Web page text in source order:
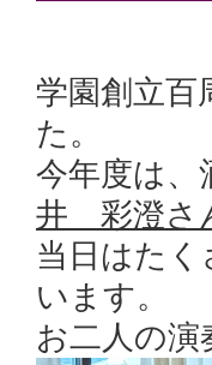
学園創立百
た。
今年度は
井 彩澄さ
当日はた
います。
お二人の